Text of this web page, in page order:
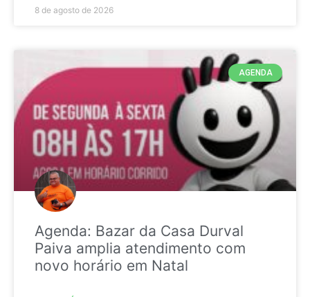
8 de agosto de 2026
AGENDA
Agenda: Bazar da Casa Durval
Paiva amplia atendimento com
novo horário em Natal